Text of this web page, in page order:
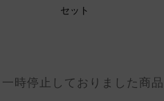
セット
時停止しておりました商